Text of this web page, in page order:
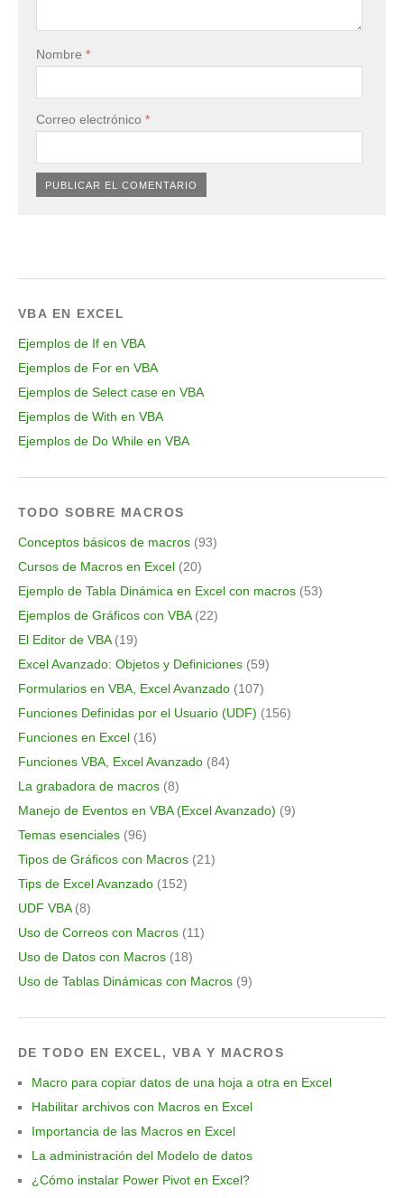
Nombre *
Correo electrónico *
VBA EN EXCEL
Ejemplos de If en VBA
Ejemplos de For en VBA
Ejemplos de Select case en VBA
Ejemplos de With en VBA
Ejemplos de Do While en VBA
TODO SOBRE MACROS
Conceptos básicos de macros (93)
Cursos de Macros en Excel (20)
Ejemplo de Tabla Dinámica en Excel con macros (53)
Ejemplos de Gráficos con VBA(22)
El Editor de VBA(19)
Excel Avanzado: Objetos y Definiciones (59)
Formularios en VBA, Excel Avanzado (107)
Funciones Definidas por el Usuario (UDF) (156)
Funciones en Excel (16)
Funciones VBA, Excel Avanzado (84)
La grabadora de macros (8)
Manejo de Eventos en VBA (Excel Avanzado) (9)
Temas esenciales (96)
Tipos de Gráficos con Macros (21)
Tips de Excel Avanzado (152)
UDF VBA(8)
Uso de Correos con Macros (11)
Uso de Datos con Macros (18)
Uso de Tablas Dinámicas con Macros (9)
DE TODO EN EXCEL, VBA Y MACROS
Macro para copiar datos de una hoja a otra en Excel
Habilitar archivos con Macros en Excel
Importancia de las Macros en Excel
La administración del Modelo de datos
¿Cómo instalar Power Pivot en Excel?